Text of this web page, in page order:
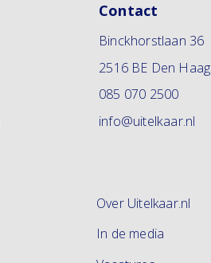
Contact
Binckhorstlaan 36
2516 BE Den Haag
085 070 2500
info@uitelkaar.nl
Over Uitelkaar.nl
In de media